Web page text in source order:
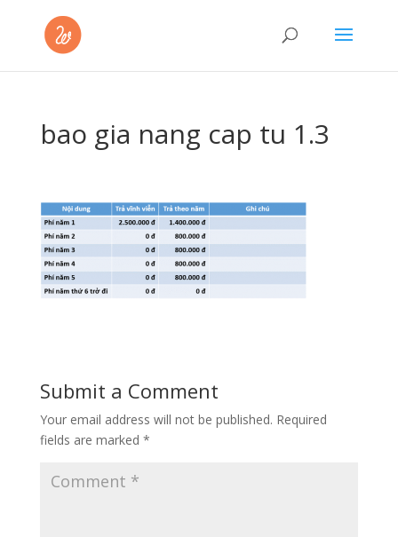
bao gia nang cap tu 1.3
Submit a Comment
Your email address will not be published. Required
fields are marked *